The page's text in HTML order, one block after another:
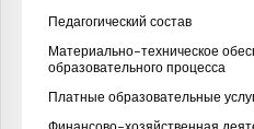
Педагогический состав
Материально-техническое
образовательного процесса
Платные образовательные